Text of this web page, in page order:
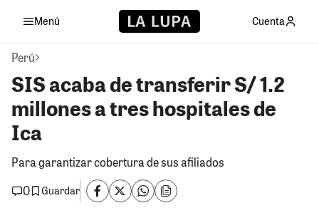
Menú Cuenta
Perú
SIS acaba de transferir S/ 1.2
millones a tres hospitales de
Ica
Para garantizar cobertura de sus afiliados
0
Guardar